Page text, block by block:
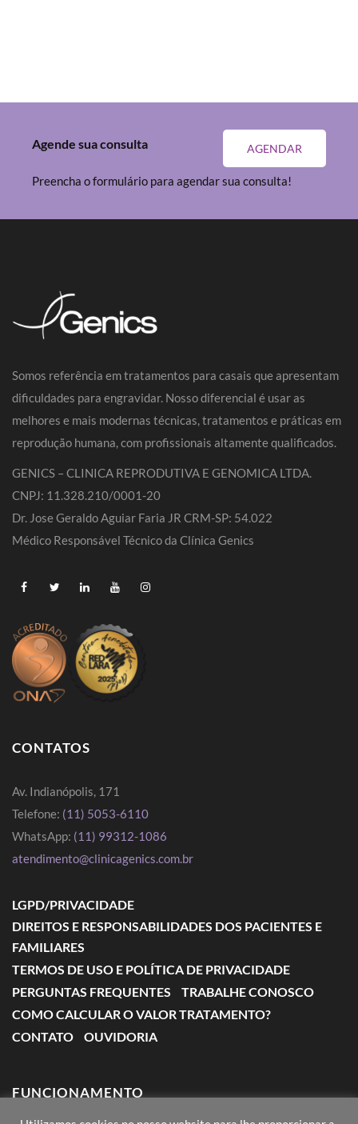
AGENDAR
Agende sua consulta
Preencha o formulário para agendar sua consulta!
Somos referência em tratamentos para casais que apresentam
dificuldades para engravidar. Nosso diferencial é usar as
melhores e mais modernas técnicas, tratamentos e práticas em
reprodução humana, com profissionais altamente qualificados.
GENICS – CLINICA REPRODUTIVA E GENOMICA LTDA.
CNPJ: 11.328.210/0001-20
Dr. Jose Geraldo Aguiar Faria JR CRM-SP: 54.022
Médico Responsável Técnico da Clínica Genics
CONTATOS
Av. Indianópolis, 171
Telefone: (11) 5053-6110
WhatsApp: (11) 99312-1086
atendimento@clinicagenics.com.br
LGPD/PRIVACIDADE
DIREITOS E RESPONSABILIDADES DOS PACIENTES E
FAMILIARES
TERMOS DE USO E POLÍTICA DE PRIVACIDADE
PERGUNTAS FREQUENTES
TRABALHE CONOSCO
COMO CALCULAR O VALOR TRATAMENTO?
CONTATO
OUVIDORIA
FUNCIONAMENTO